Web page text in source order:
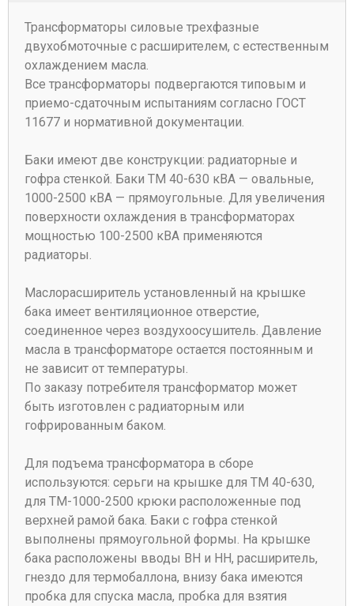
Трансформаторы силовые трехфазные
двухобмоточные с расширителем, с естественным
охлаждением масла.
Все трансформаторы подвергаются типовым и
приемо-сдаточным испытаниям согласно ГОСТ
11677 и нормативной документации.
Баки имеют две конструкции: радиаторные и
гофра стенкой. Баки ТМ 40-630 кВА — овальные,
1000-2500 кВА — прямоугольные. Для увеличения
поверхности охлаждения в трансформаторах
мощностью 100-2500 кВА применяются
радиаторы.
Маслорасширитель установленный на крышке
бака имеет вентиляционное отверстие,
соединенное через воздухоосушитель. Давление
масла в трансформаторе остается постоянным и
не зависит от температуры.
По заказу потребителя трансформатор может
быть изготовлен с радиаторным или
гофрированным баком.
Для подъема трансформатора в сборе
используются: серьги на крышке для ТМ 40-630,
для ТМ-1000-2500 крюки расположенные под
верхней рамой бака. Баки с гофра стенкой
выполнены прямоугольной формы. На крышке
бака расположены вводы ВН и НН, расширитель,
гнездо для термобаллона, внизу бака имеются
пробка для спуска масла, пробка для взятия